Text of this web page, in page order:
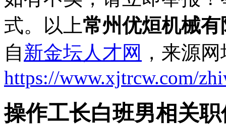
式。以上常州优烜机械
自新金坛人才网 ，来源
https://www.xjtrcw.com/
操作工长白班男相关职